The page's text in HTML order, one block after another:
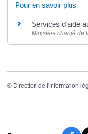
Pour en savoir plus
Services d’aide
Ministère chargé de
© Direction de l'information